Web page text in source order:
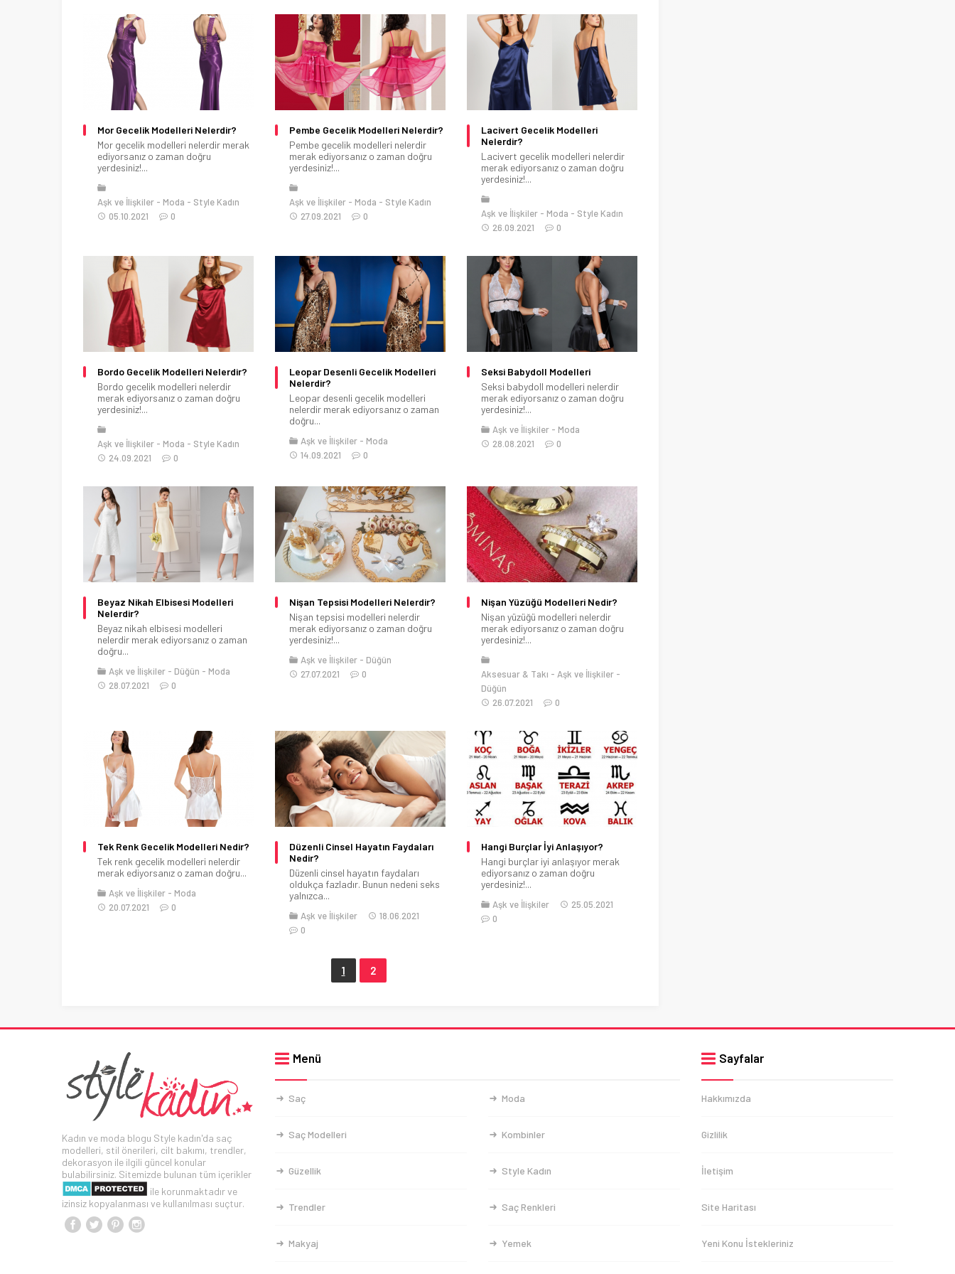
Mor Gecelik Modelleri Nelerdir?
Mor gecelik modelleri nelerdir merak
ediyorsanız o zaman doğru
yerdesiniz!...
Aşk ve İlişkiler Moda
Style Kadın
05.10.2021
0
Pembe Gecelik Modelleri Nelerdir?
Pembe gecelik modelleri nelerdir
merak ediyorsanız o zaman doğru
yerdesiniz!...
Aşk ve İlişkiler Moda
Style Kadın
27.09.2021
0
Lacivert Gecelik Modelleri
Nelerdir?
Lacivert gecelik modelleri nelerdir
merak ediyorsanız o zaman doğru
yerdesiniz!...
Aşk ve İlişkiler Moda
Style Kadın
26.09.2021
0
Bordo Gecelik Modelleri Nelerdir?
Bordo gecelik modelleri nelerdir
merak ediyorsanız o zaman doğru
yerdesiniz!...
Aşk ve İlişkiler Moda
Style Kadın
24.09.2021
0
Leopar Desenli Gecelik Modelleri
Nelerdir?
Leopar desenli gecelik modelleri
nelerdir merak ediyorsanız o zaman
doğru...
Aşk ve İlişkiler
Moda
14.09.2021
0
Seksi Babydoll Modelleri
Seksi babydoll modelleri nelerdir
merak ediyorsanız o zaman doğru
yerdesiniz!...
Aşk ve İlişkiler
Moda
28.08.2021
0
Beyaz Nikah Elbisesi Modelleri
Nelerdir?
Beyaz nikah elbisesi modelleri
nelerdir merak ediyorsanız o zaman
doğru...
Aşk ve İlişkiler Düğün
Moda
28.07.2021
0
Nişan Tepsisi Modelleri Nelerdir?
Nişan tepsisi modelleri nelerdir
merak ediyorsanız o zaman doğru
yerdesiniz!...
Aşk ve İlişkiler
Düğün
27.07.2021
0
Nişan Yüzüğü Modelleri Nedir?
Nişan yüzüğü modelleri nelerdir
merak ediyorsanız o zaman doğru
yerdesiniz!...
Aksesuar & Takı
Aşk ve İlişkiler
Düğün
26.07.2021
0
Tek Renk Gecelik Modelleri Nedir?
Tek renk gecelik modelleri nelerdir
merak ediyorsanız o zaman doğru...
Aşk ve İlişkiler
Moda
20.07.2021
0
Düzenli Cinsel Hayatın Faydaları
Nedir?
Düzenli cinsel hayatın faydaları
oldukça fazladır. Bunun nedeni seks
yalnızca...
Aşk ve İlişkiler
18.06.2021
0
Hangi Burçlar İyi Anlaşıyor?
Hangi burçlar iyi anlaşıyor merak
ediyorsanız o zaman doğru
yerdesiniz!...
Aşk ve İlişkiler
25.05.2021
0
1 2
Kadın ve moda blogu Style kadın'da saç
modelleri, stil önerileri, cilt bakımı, trendler,
dekorasyon ile ilgili güncel konular
bulabilirsiniz. Sitemizde bulunan tüm içerikler
ile korunmaktadır ve
izinsiz kopyalanması ve kullanılması suçtur.
Menü
Saç Moda
Saç Modelleri Kombinler
Güzellik Style Kadın
Trendler Saç Renkleri
Makyaj Yemek
Sayfalar
Hakkımızda
Gizlilik
İletişim
Site Haritası
Yeni Konu İstekleriniz